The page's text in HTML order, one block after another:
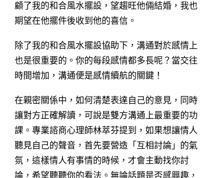
顧了我的和合風水擺設，望趨旺他倆結婚，我也
期望在他擺件後收到他的喜信。
除了我的和合風水擺設協助下，溝通對於感情上
也是很重要的。你的每段感情都多長呢？當交往
時間增加，溝通便是感情續航的關鍵！
在親密關係中，如何清楚表達自己的意見，同時
讓對方正確解讀，可說是雙方溝通上最重要的功
課。專業諮商心理師林萃芬提到，如果想讓情人
聽見自己的聲音，首先要營造「互相討論」的氣
氛，這樣情人有事情的時候，才會主動找你討
論，希望聽聽你的看法。無論話題是否感興趣，